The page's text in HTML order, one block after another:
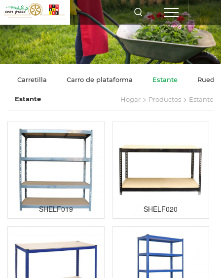
Carretilla Carro de plataforma Estante Rueda
Estante Hogar > Productos > Estante
SHELF019 SHELF020